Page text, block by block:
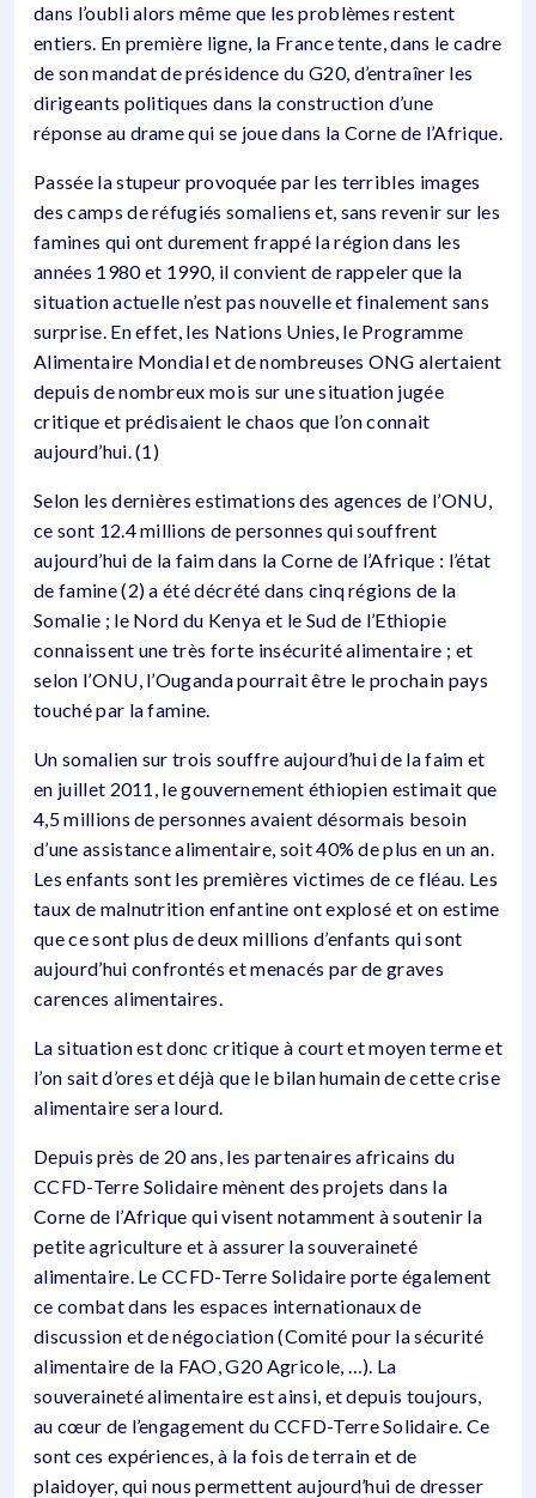
dans l’oubli alors même que les problèmes restent
entiers. En première ligne, la France tente, dans le cadre
de son mandat de présidence du G20, d’entraîner les
dirigeants politiques dans la construction d’une
réponse au drame qui se joue dans la Corne de l’Afrique.
Passée la stupeur provoquée par les terribles images
des camps de réfugiés somaliens et, sans revenir sur les
famines qui ont durement frappé la région dans les
années 1980 et 1990, il convient de rappeler que la
situation actuelle n’est pas nouvelle et finalement sans
surprise. En effet, les Nations Unies, le Programme
Alimentaire Mondial et de nombreuses ONG alertaient
depuis de nombreux mois sur une situation jugée
critique et prédisaient le chaos que l’on connait
aujourd’hui. (1)
Selon les dernières estimations des agences de l’ONU,
ce sont 12.4 millions de personnes qui souffrent
aujourd’hui de la faim dans la Corne de l’Afrique : l’état
de famine (2) a été décrété dans cinq régions de la
Somalie ; le Nord du Kenya et le Sud de l’Ethiopie
connaissent une très forte insécurité alimentaire ; et
selon l’ONU, l’Ouganda pourrait être le prochain pays
touché par la famine.
Un somalien sur trois souffre aujourd’hui de la faim et
en juillet 2011, le gouvernement éthiopien estimait que
4,5 millions de personnes avaient désormais besoin
d’une assistance alimentaire, soit 40% de plus en un an.
Les enfants sont les premières victimes de ce fléau. Les
taux de malnutrition enfantine ont explosé et on estime
que ce sont plus de deux millions d’enfants qui sont
aujourd’hui confrontés et menacés par de graves
carences alimentaires.
La situation est donc critique à court et moyen terme et
l’on sait d’ores et déjà que le bilan humain de cette crise
alimentaire sera lourd.
Depuis près de 20 ans, les partenaires africains du
CCFD-Terre Solidaire mènent des projets dans la
Corne de l’Afrique qui visent notamment à soutenir la
petite agriculture et à assurer la souveraineté
alimentaire. Le CCFD-Terre Solidaire porte également
ce combat dans les espaces internationaux de
discussion et de négociation (Comité pour la sécurité
alimentaire de la FAO, G20 Agricole, …). La
souveraineté alimentaire est ainsi, et depuis toujours,
au cœur de l’engagement du CCFD-Terre Solidaire. Ce
sont ces expériences, à la fois de terrain et de
plaidoyer, qui nous permettent aujourd’hui de dresser